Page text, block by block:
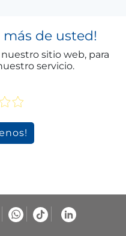
más de usted!
sitio web, para
servicio.